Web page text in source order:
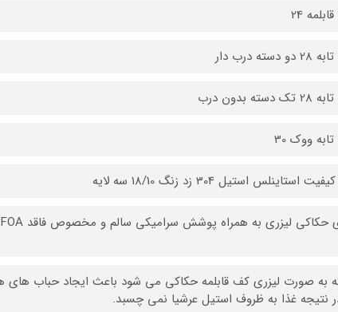
24
درب دار
بدون درب
ووک 30
استاینلس استیل 304 زد زنگ 18/10 سه لایه
به صورت لیزری کف قابلمه حکاکی می شود باعث ایجاد حباب های
نتیجه غذا به ظروف استیل عرشیا نمی چسبد.